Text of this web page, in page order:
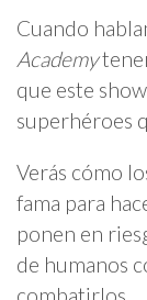
Cuando
Academy
que este
superhéroes
Verás cómo
fama para
ponen en
de humanos